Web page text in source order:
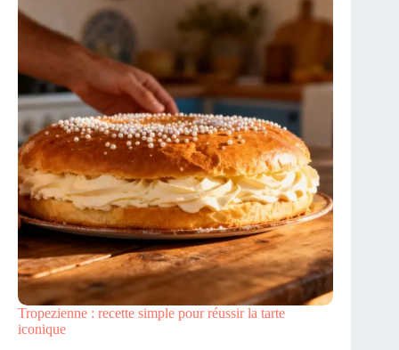
Tropezienne : recette simple pour réussir la tarte
iconique